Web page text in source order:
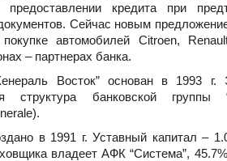
кредита при
Сейчас новым
покупке автомобилей Citroen,
– партнерах банка.
Восток” основан в 1993 г.
структура банковской группы
в 1991 г. Уставный капитал –
владеет АФК “Система”,